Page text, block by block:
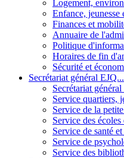
Logement,
Enfance, jeunesse
Finances et
Annuaire de
Politique
Horaires de fin
Sécurité et
Secrétariat général EJQ...
Secrétariat général
Service quartiers,
Service de la
Service des
Service de santé
Service de
Service des